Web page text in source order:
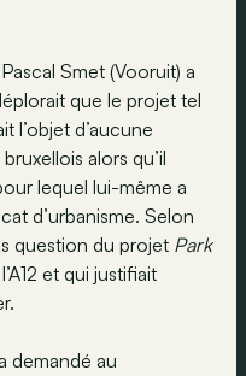
Smet (Vooruit) a
que le projet tel
l’objet d’aucune
alors qu’il
lequel lui-même a
d’urbanisme. Selon
question du projet Park
et qui justifiait
demandé au